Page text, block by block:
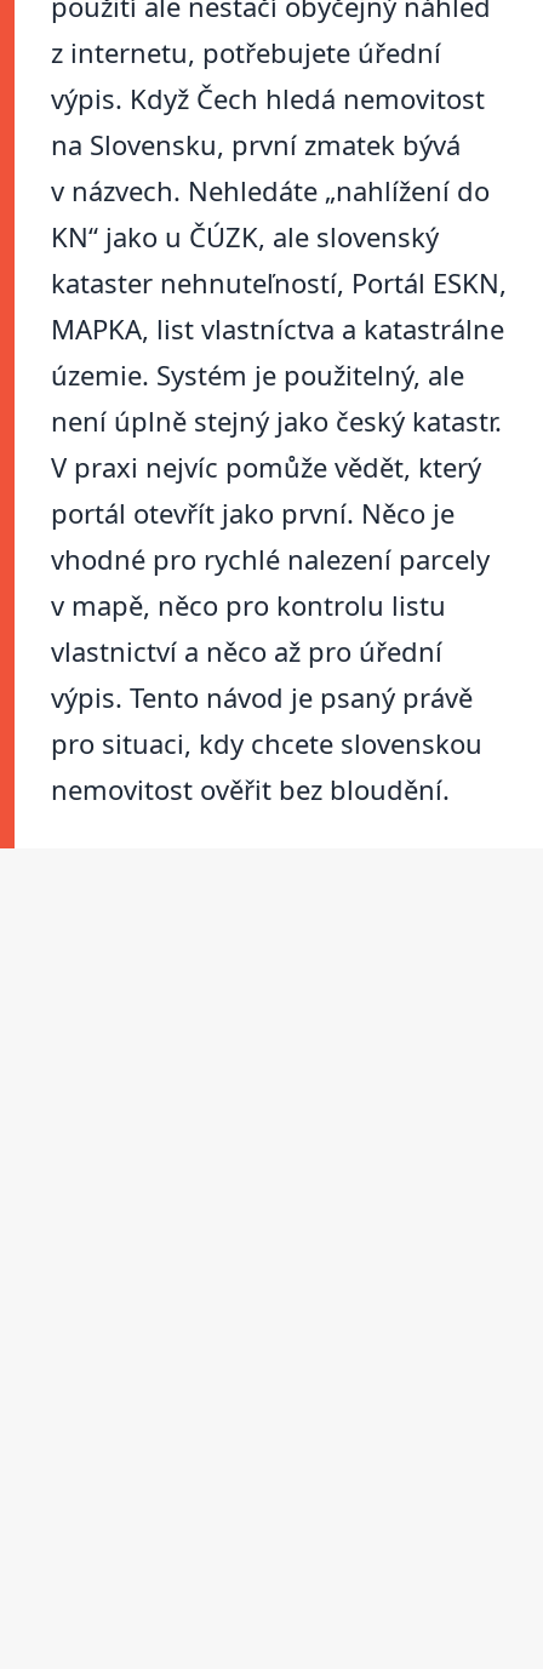
z internetu, potřebujete úřední
výpis. Když Čech hledá nemovitost
na Slovensku, první zmatek bývá
v názvech. Nehledáte „nahlížení do
KN“ jako u ČÚZK, ale slovenský
kataster nehnuteľností, Portál ESKN,
MAPKA, list vlastníctva a katastrálne
územie. Systém je použitelný, ale
není úplně stejný jako český katastr.
V praxi nejvíc pomůže vědět, který
portál otevřít jako první. Něco je
vhodné pro rychlé nalezení parcely
v mapě, něco pro kontrolu listu
vlastnictví a něco až pro úřední
výpis. Tento návod je psaný právě
pro situaci, kdy chcete slovenskou
nemovitost ověřit bez bloudění.